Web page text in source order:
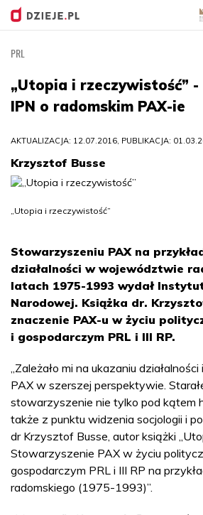
treści
PRL
„Utopia i rzeczywistość”
IPN o radomskim PAX-ie
AKTUALIZACJA: 12.07.2016, PUBLIKACJA:
Krzysztof Busse
„Utopia i rzeczywistość”
Stowarzyszeniu PAX na
działalności w województwie
latach 1975-1993 wydał
Narodowej. Książka dr.
znaczenie PAX-u w życiu
i gospodarczym PRL i III RP.
„Zależało mi na ukazaniu
PAX w szerszej perspektywie.
stowarzyszenie nie tylko pod kątem
także z punktu widzenia socjologii i
dr Krzysztof Busse, autor książki
Stowarzyszenie PAX w życiu
gospodarczym PRL i III RP na
radomskiego (1975-1993)”.